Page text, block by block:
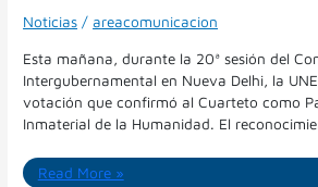
Noticias / areacomunicacion
Esta mañana, durante la 20ª sesión del
Intergubernamental en Nueva Delhi, la
votación que confirmó al Cuarteto como
Inmaterial de la Humanidad. El
Read More »